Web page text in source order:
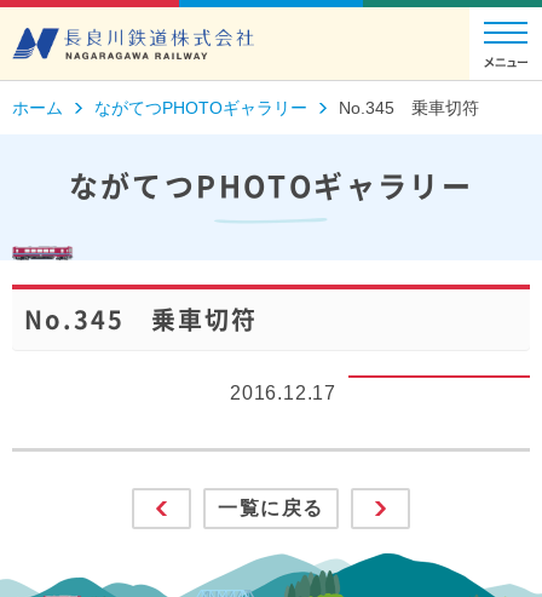
ホーム ながてつPHOTOギャラリー No.345 乗車切符
ながてつPHOTOギャラリー
No.345 乗車切符
2016.12.17
一覧に戻る